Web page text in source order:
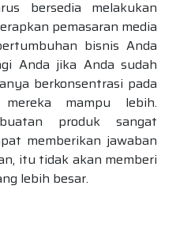
bersedia melakukan
pemasaran media
bisnis Anda
Anda jika Anda sudah
berkonsentrasi pada
mampu lebih.
produk sangat
memberikan jawaban
itu tidak akan memberi
lebih besar.